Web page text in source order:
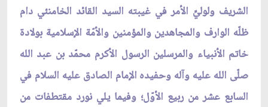
الشريف ولوليِّ الأمر في غيبته السيد القائد الخامنئي دام
ظلّه الوارف والمجاهدين والمؤمنين والأمّة الإسلامية بولادة
خاتم الأنبياء والمرسلين الرسول الأكرم محمّد بن عبد الله
صلّى الله عليه وآله وحفيده الإمام الصادق عليه السلام في
السابع عشر من ربيع الأوّل؛ وفيما يلي نورد مقتطفات من